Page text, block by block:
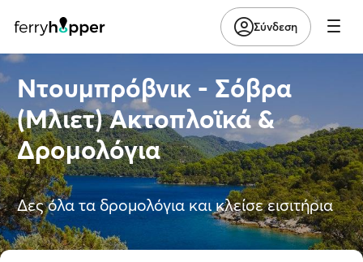
Σύνδεση
Ντουμπρόβνικ - Σόβρα
(Μλιετ) Ακτοπλοϊκά &
Δρομολόγια
Δες όλα τα δρομολόγια και κλείσε εισιτήρια